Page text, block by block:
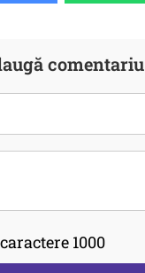
comentariu
1000